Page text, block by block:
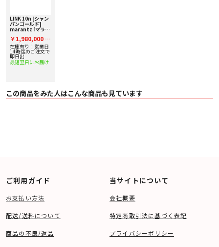
・ BALANCED： 700 mV / 33 kΩ
・ LINE： 350 mV / 47 kΩ
〇 PHONO 最大許容入力（1 kHz）
・ MC： 8 mV
・ MM： 80 mV
〇 RIAA 偏差（20 Hz – 20 kHz） ： ± 0.5 dB
〇 トーンコントロール： Bass（50 Hz）：± 10 dB / Treble（15 kHz）：±
10 dB
〇 再生周波数特性： 2 Hz - 50 kHz（-3 dB）
〇 SN 比： 113 dB（可聴帯域）
〇 音声出力端子： バランス × 1、 アンバランス × 1、 バランスプリアウト
ジタル × 1、光デジタル × 1、ヘッドフォン × 1
〇 その他入出力端子： ネットワーク × 1、 Bluetooth / Wi-Fi アンテナ入力 ×
出力 × 1
総合
〇 電源： AC 100V、 50 / 60 Hz
〇 消費電力： 55 W
LINK 10n [シャン
パンゴールド]
marantz [マラン
ス・ストリーミン
グ・プリアンプ 下
取り査定額20%ア
ップ実施中！
￥1,980,000 税
込
在庫有り！営業日
14時迄のご注文で
即日出
最短翌日にお届け
この商品をみた人はこんな商品も見ています
ご利用ガイド
お支払い方法
配送/送料について
商品の不良/返品
当サイトについて
会社概要
特定商取引法に基づく表記
プライバシーポリシー